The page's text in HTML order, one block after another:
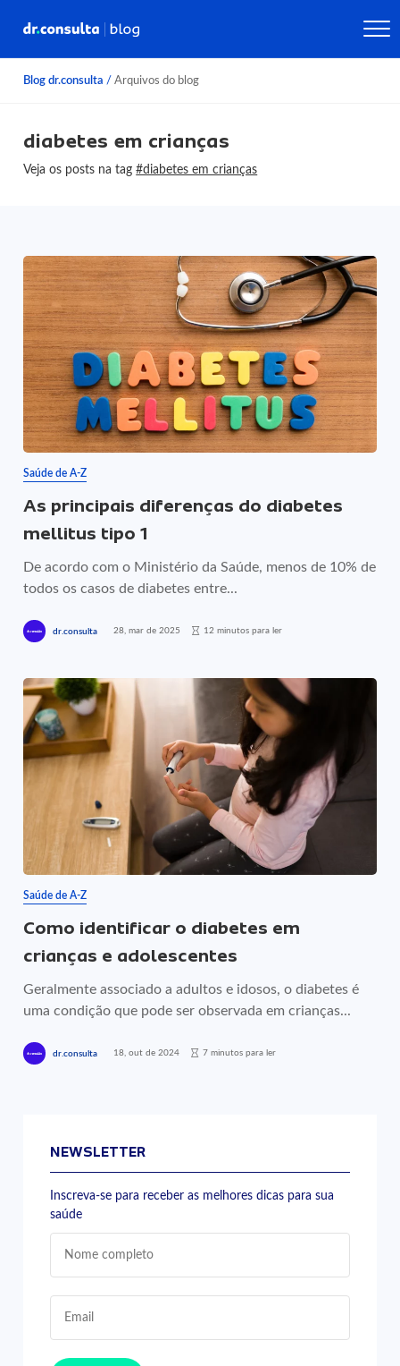
Blog dr.consulta / Arquivos do blog
diabetes em crianças
Veja os posts na tag#diabetes em crianças
Saúde de A-Z
As principais diferenças do diabetes
mellitus tipo 1
De acordo com o Ministério da Saúde, menos de 10% de
todos os casos de diabetes entre...
dr.consulta 28, mar de 2025 12 minutos para ler
Saúde de A-Z
Como identificar o diabetes em
crianças e adolescentes
Geralmente associado a adultos e idosos, o diabetes é
uma condição que pode ser observada em crianças...
dr.consulta 18, out de 2024 7 minutos para ler
NEWSLETTER
Inscreva-se para receber as melhores dicas para sua
saúde